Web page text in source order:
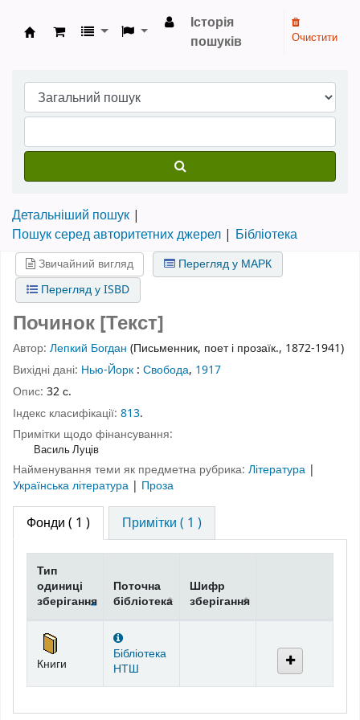
Бібліотека НТШ › Електронний каталог
Історія
пошуків
Очистити
Детальніший пошук
Пошук серед авторитетних джерел
Бібліотека
Звичайний вигляд
Перегляд у МАРК
Перегляд у ISBD
Починок [Текст]
Автор: Лепкий Богдан (Письменник, поет і прозаїк., 1872-1941)
Вихідні дані: Нью-Йорк : Свобода, 1917
Опис: 32 с.
Індекс класифікації: 813.
Примітки щодо фінансування:
Василь Луців
Найменування теми як предметна рубрика: Література |
Українська література | Проза
Фонди ( 1 ) Примітки ( 1 )
Фонди
Тип
одиниці
зберігання
Поточна
бібліотека
Шифр
зберігання
Книги
Бібліотека
НТШ